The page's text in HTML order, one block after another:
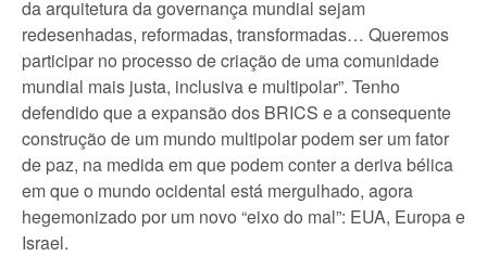
da arquitetura da governança mundial sejam
redesenhadas, reformadas, transformadas… Queremos
participar no processo de criação de uma comunidade
mundial mais justa, inclusiva e multipolar”. Tenho
defendido que a expansão dos BRICS e a consequente
construção de um mundo multipolar podem ser um fator
de paz, na medida em que podem conter a deriva bélica
em que o mundo ocidental está mergulhado, agora
hegemonizado por um novo “eixo do mal”: EUA, Europa e
Israel.